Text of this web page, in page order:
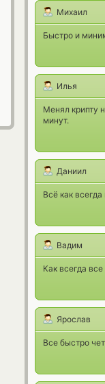
Михаил
Быстро и
Илья
Менял крипту
минут.
Даниил
Всё как
Вадим
Как всегда
Ярослав
Все быстро